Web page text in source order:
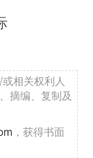
相关权利人
摘编、复制及
，获得书面